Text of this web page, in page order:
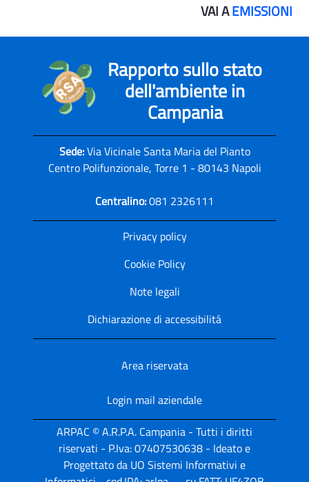
VAI AEMISSIONI
Rapporto sullo stato
dell'ambiente in
Campania
Sede:Via Vicinale Santa Maria del Pianto
Centro Polifunzionale, Torre 1 - 80143 Napoli
Centralino:081 2326111
Privacy policy
Cookie Policy
Note legali
Dichiarazione di accessibilitá
Area riservata
Login mail aziendale
ARPAC © A.R.P.A. Campania - Tutti i diritti
riservati - P.Iva: 07407530638 - Ideato e
Progettato da UO Sistemi Informativi e